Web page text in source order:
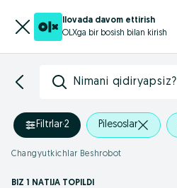
Ilovada davom ettirish
OLXga bir bosish bilan kirish
Nimani qidiryapsiz?
Filtrlar·2 Pilesoslar
Changyutkichlar Beshrobot
BIZ 1 NATIJA TOPILDI